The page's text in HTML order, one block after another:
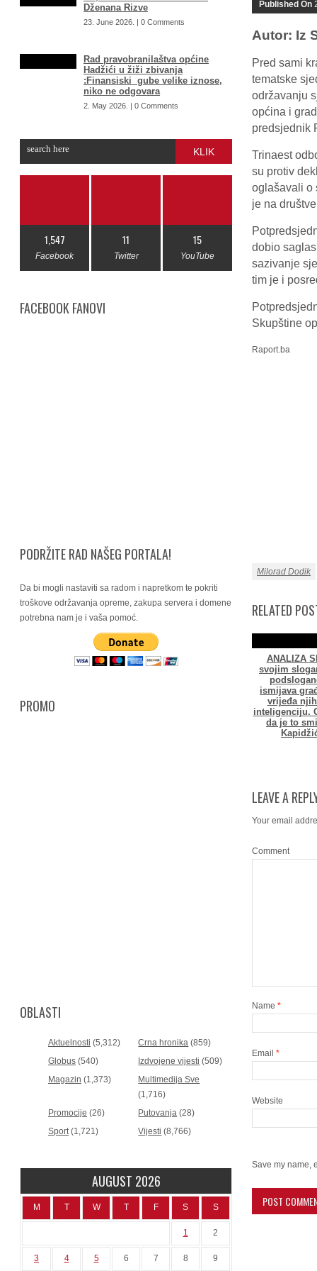
Dženana Rizve
23. June 2026. | 0 Comments
Rad pravobranilaštva općine
Hadžići u žiži zbivanja
:Finansiski gube velike iznose,
niko ne odgovara
2. May 2026. | 0 Comments
KLIK
1,547
Facebook
11
Twitter
15
YouTube
FACEBOOK FANOVI
PODRŽITE RAD NAŠEG PORTALA!
Da bi mogli nastaviti sa radom i napretkom te pokriti
troškove održavanja opreme, zakupa servera i domene
potrebna nam je i vaša pomoć.
PROMO
OBLASTI
Aktuelnosti (5,312) Crna hronika (859)
Globus (540) Izdvojene vijesti (509)
Magazin (1,373)
Multimedija Sve
(1,716)
Promocije (26) Putovanja (28)
Sport(1,721) Vijesti (8,766)
AUGUST 2026
M T W T F S S
1 2
3 4 5 6 7 8 9
Published On
Autor: Iz
Pred sami
tematske
održavanju
općina i
predsjednik
Trinaest
su protiv
oglašavali o
je na
dobio
sazivanje
tim je i
Skupštine
Raport.ba
Milorad Dodik
RELATED
ANALIZA
svojim
ismijava
vrijeđa
inteligenciju.
da je to
LEAVE A
Your email
Comment
Name *
Email *
Website
Save my name,